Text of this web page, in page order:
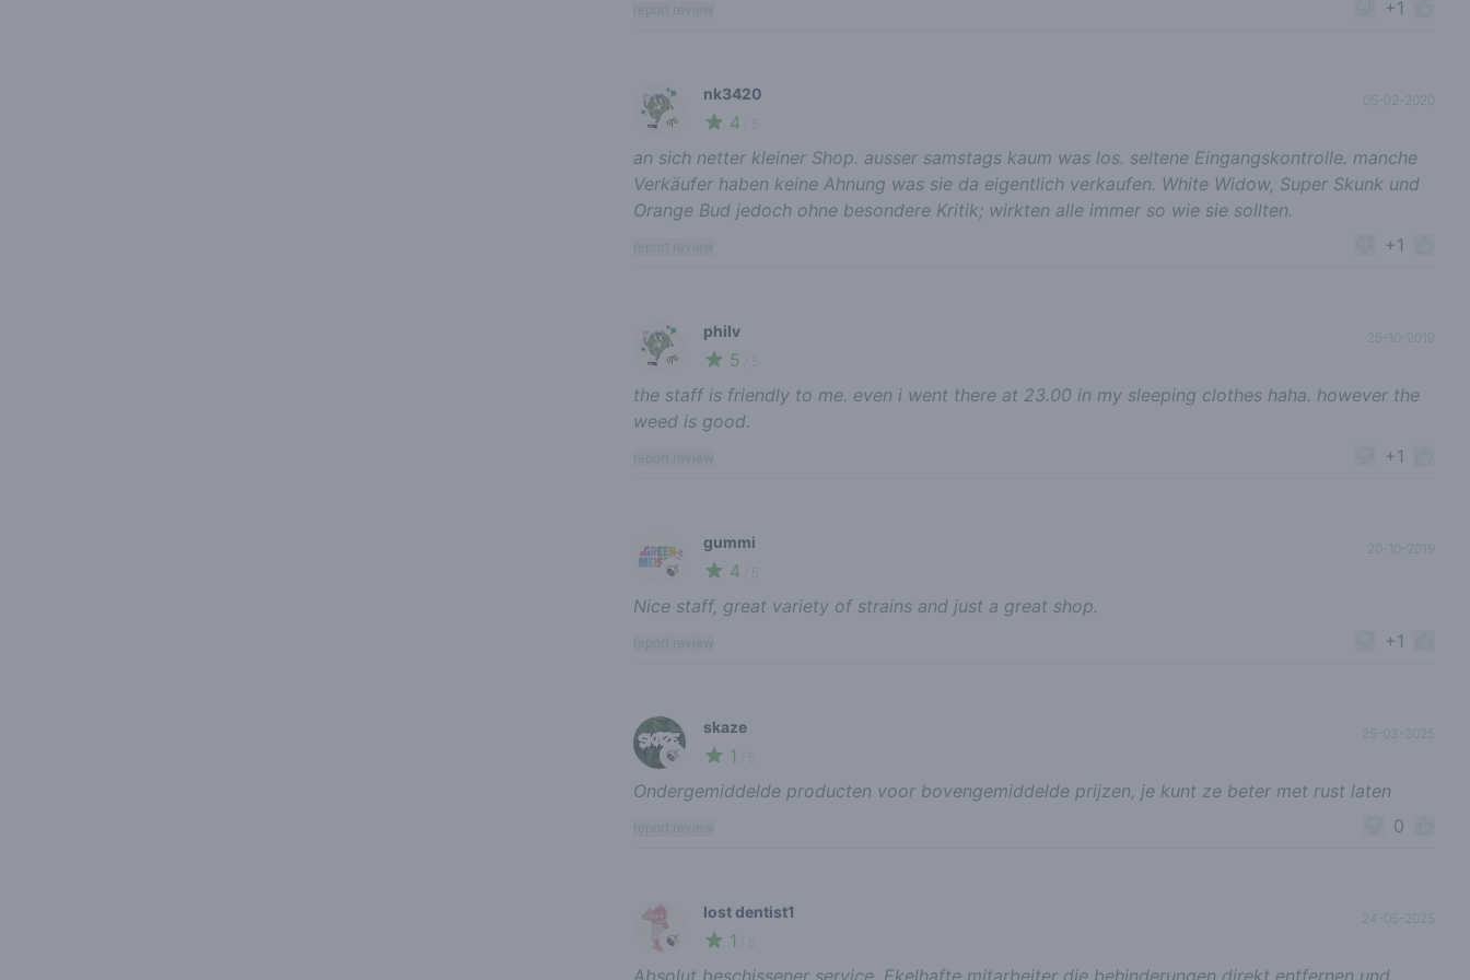
+1
🌱
nk3420
4
an sich netter kleiner Shop. ausser samstags kaum was los. seltene Eingangskontrolle. manche
Verkäufer haben keine Ahnung was sie da eigentlich verkaufen. White Widow, Super Skunk und
Orange Bud jedoch ohne besondere Kritik; wirkten alle immer so wie sie sollten.
+1
🌱
philv
5
the staff is friendly to me. even i went there at 23.00 in my sleeping clothes haha. however the
weed is good.
+1
🍃
gummi
4
Nice staff, great variety of strains and just a great shop.
+1
🍃
skaze
1
25-03-2025
Ondergemiddelde producten voor bovengemiddelde prijzen, je kunt ze beter met rust laten
0
🍃
lost dentist1
1
Absolut beschissener service. Ekelhafte mitarbeiter die behinderungen direkt entfernen und